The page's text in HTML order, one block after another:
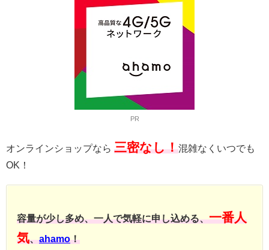
PR
オンラインショップなら 三密なし！混雑なくいつでも
OK！
容量が少し多め、一人で気軽に申し込める、一番人
気、ahamo！